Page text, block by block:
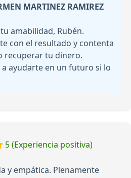
MARTINEZ RAMIREZ
amabilidad, Rubén.
con el resultado y contenta
recuperar tu dinero.
ayudarte en un futuro si lo
5 (Experiencia positiva)
y empática. Plenamente